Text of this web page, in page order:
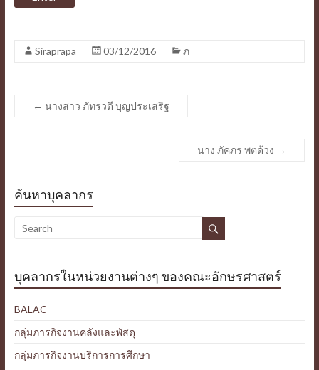
Siraprapa 03/12/2016 ภ
← นางสาว ภัทรวดี บุญประเสริฐ
นาง ภัคภร พตด้วง →
ค้นหาบุคลากร
บุคลากรในหน่วยงานต่างๆ ของคณะอักษรศาสตร์
BALAC
กลุ่มภารกิจงานคลังและพัสดุ
กลุ่มภารกิจงานบริการการศึกษา